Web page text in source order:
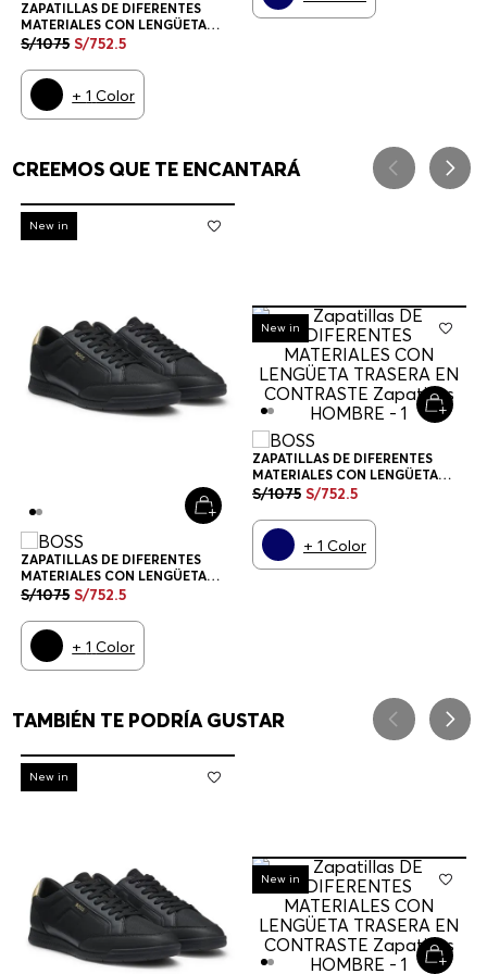
ZAPATILLAS DE DIFERENTES
MATERIALES CON LENGÜETA
TRASERA EN CONTRASTE
S/1075 S/752.5
+1 Color
CREEMOS QUE TE ENCANTARÁ
-30%
New in
ZAPATILLAS DE DIFERENTES
MATERIALES CON LENGÜETA
TRASERA EN CONTRASTE
S/1075 S/752.5
+1 Color
-30%
New in
ZAPATILLAS DE DIFERENTES
MATERIALES CON LENGÜETA
TRASERA EN CONTRASTE
S/1075 S/752.5
+1 Color
TAMBIÉN TE PODRÍA GUSTAR
-30%
New in
-30%
New in